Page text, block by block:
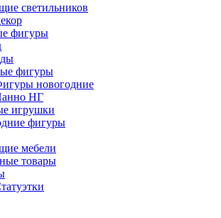
светильников
фигуры
фигуры
новогодние
НГ
игрушки
фигуры
мебели
товары